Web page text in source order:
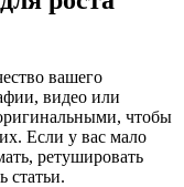
вашего
видео или
чтобы
Если у вас мало
ретушировать
статьи.